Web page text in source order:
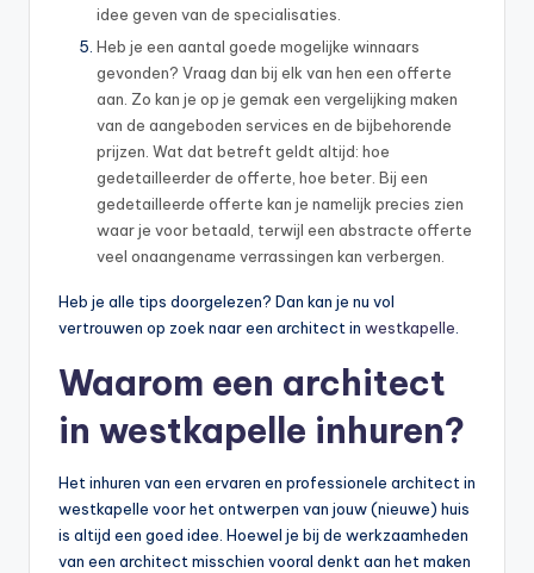
idee geven van de specialisaties.
Heb je een aantal goede mogelijke winnaars
gevonden? Vraag dan bij elk van hen een offerte
aan. Zo kan je op je gemak een vergelijking maken
van de aangeboden services en de bijbehorende
prijzen. Wat dat betreft geldt altijd: hoe
gedetailleerder de offerte, hoe beter. Bij een
gedetailleerde offerte kan je namelijk precies zien
waar je voor betaald, terwijl een abstracte offerte
veel onaangename verrassingen kan verbergen.
Heb je alle tips doorgelezen? Dan kan je nu vol
vertrouwen op zoek naar een architect in westkapelle.
Waarom een architect
in westkapelle inhuren?
Het inhuren van een ervaren en professionele architect in
westkapelle voor het ontwerpen van jouw (nieuwe) huis
is altijd een goed idee. Hoewel je bij de werkzaamheden
van een architect misschien vooral denkt aan het maken